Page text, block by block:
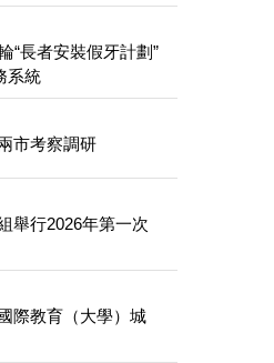
“長者安裝假牙計劃”
系統
市考察調研
舉行2026年第一次
際教育（大學）城